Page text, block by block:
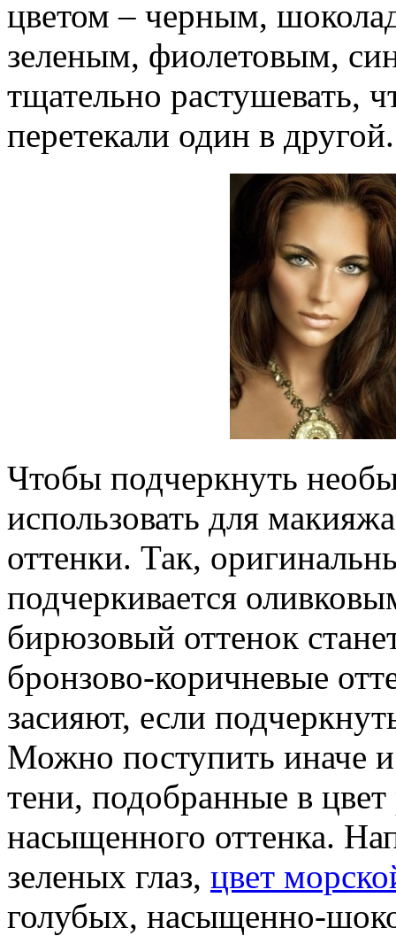
цветом – черным,
зеленым, фиолетовым,
тщательно растушевать,
перетекали один в другой.
Чтобы подчеркнуть
использовать для
оттенки. Так,
подчеркивается
бирюзовый оттенок
бронзово-коричневые
засияют, если
Можно поступить иначе
тени, подобранные в
насыщенного оттенка.
зеленых глаз, цвет
голубых, насыщенно-